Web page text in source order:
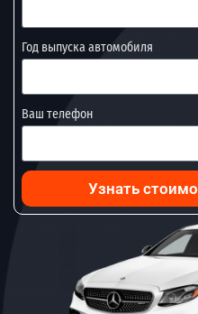
Год выпуска автомобиля
Ваш телефон
Узнать